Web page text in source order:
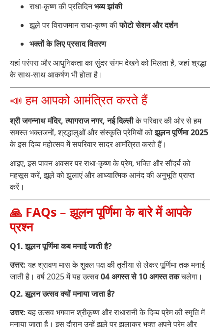
राधा-कृष्ण की प्रतिदिनभव्य झांकी
झूले पर विराजमान राधा-कृष्ण कीफोटो सेशन और दर्शन
भक्तों के लिए प्रसाद वितरण
यहां परंपरा और आधुनिकता का सुंदर संगम देखने को मिलता है, जहां श्रद्धा
के साथ-साथ आकर्षण भी होता है।
📣 हम आपको आमंत्रित करते हैं
श्री जगन्नाथ मंदिर, त्यागराज नगर, नई दिल्लीके परिवार की ओर से हम
समस्त भक्तजनों, श्रद्धालुओं और संस्कृति प्रेमियों कोझूलन पूर्णिमा 2025
के इस दिव्य महोत्सव में सपरिवार सादर आमंत्रित करते हैं।
आइए, इस पावन अवसर पर राधा-कृष्ण के प्रेम, भक्ति और सौंदर्य को
महसूस करें, झूले को झुलाएं और आध्यात्मिक आनंद की अनुभूति प्राप्त
करें।
🙏 FAQs – झूलन पूर्णिमा के बारे में आपके
प्रश्न
Q1. झूलन पूर्णिमा कब मनाई जाती है?
उत्तर:यह श्रावण मास के शुक्ल पक्ष की तृतीया से लेकर पूर्णिमा तक मनाई
जाती है। वर्ष 2025 में यह उत्सव04 अगस्त से 10 अगस्त तकचलेगा।
Q2. झूलन उत्सव क्यों मनाया जाता है?
उत्तर:यह उत्सव भगवान श्रीकृष्ण और राधारानी के दिव्य प्रेम की स्मृति में
मनाया जाता है। इस दौरान उन्हें झूले पर झुलाकर भक्त अपने प्रेम और